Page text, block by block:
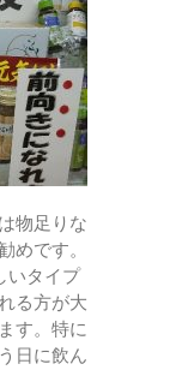
物足りな
めです。
いタイプ
る方が大
す。特に
日に飲ん